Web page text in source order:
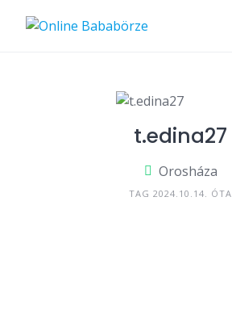
t.edina27
Orosháza
TAG 2024.10.14. ÓTA